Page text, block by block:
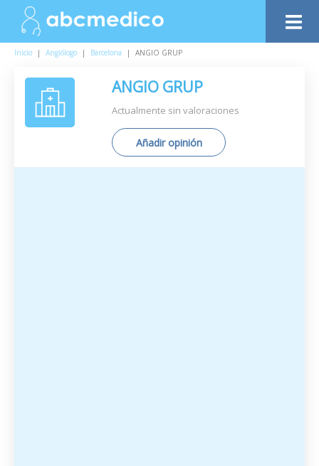
Inicio | Angiólogo | Barcelona | ANGIO GRUP
ANGIO GRUP
Actualmente sin valoraciones
Añadir opinión